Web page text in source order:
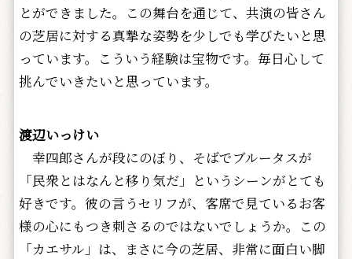
とができました。この舞台を通じて、共演の皆さん
の芝居に対する真摯な姿勢を少しでも学びたいと思
っています。こういう経験は宝物です。毎日心して
挑んでいきたいと思っています。
渡辺いっけい
幸四郎さんが段にのぼり、そばでブルータスが
「民衆とはなんと移り気だ」というシーンがとても
好きです。彼の言うセリフが、客席で見ているお客
様の心にもつき刺さるのではないでしょうか。この
「カエサル」は、まさに今の芝居、非常に面白い脚